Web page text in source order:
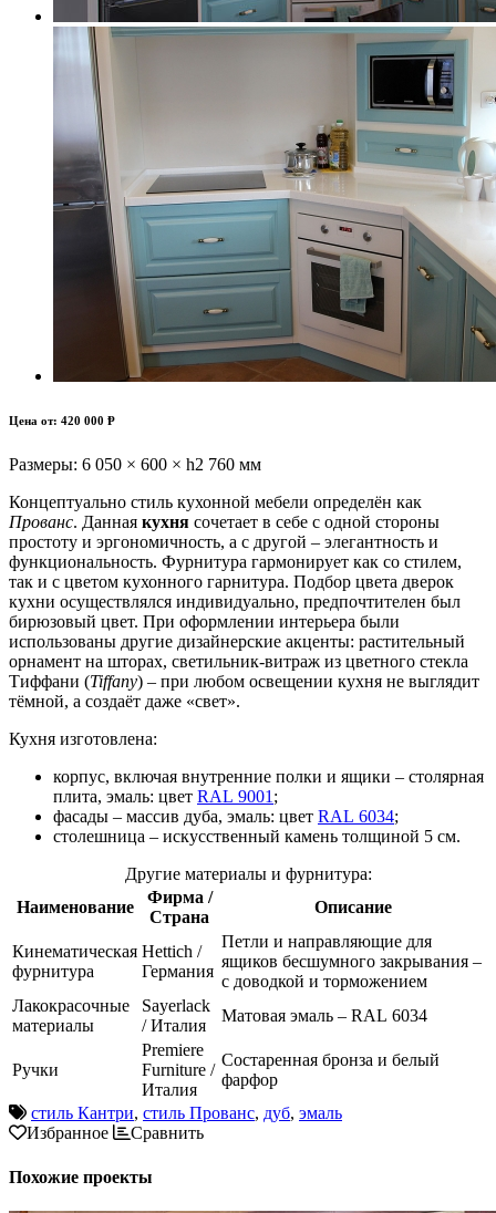
Цена от: 420 000 Ᵽ
Размеры: 6 050 × 600 × h2 760 мм
Концептуально стиль кухонной мебели определён как
Прованс. Данная кухня сочетает в себе с одной стороны
простоту и эргономичность, а с другой – элегантность и
функциональность. Фурнитура гармонирует как со стилем,
так и с цветом кухонного гарнитура. Подбор цвета дверок
кухни осуществлялся индивидуально, предпочтителен был
бирюзовый цвет. При оформлении интерьера были
использованы другие дизайнерские акценты: растительный
орнамент на шторах, светильник-витраж из цветного стекла
Тиффани (Tiffany) – при любом освещении кухня не выглядит
тёмной, а создаёт даже «свет».
Кухня изготовлена:
корпус, включая внутренние полки и ящики – столярная
плита, эмаль: цвет RAL 9001 ;
фасады – массив дуба, эмаль: цвет RAL 6034;
столешница – искусственный камень толщиной 5 см.
Другие материалы и фурнитура:
Наименование
Фирма /
Страна
Описание
Кинематическая
фурнитура
Hettich /
Германия
Петли и направляющие для
ящиков бесшумного закрывания –
с доводкой и торможением
Лакокрасочные
материалы
Sayerlack
/ Италия
Матовая эмаль – RAL 6034
Ручки
Premiere
Furniture /
Италия
Состаренная бронза и белый
фарфор
стиль Кантри, стиль Прованс, дуб, эмаль
Избранное
Сравнить
Похожие проекты